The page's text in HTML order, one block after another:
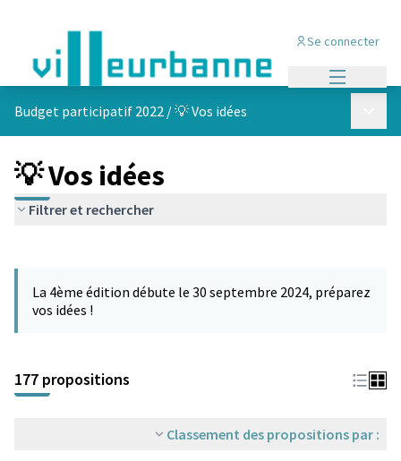
Se connecter
Budget participatif 2022 /💡 Vos idées
💡 Vos idées
Filtrer et rechercher
−
La 4ème édition débute le 30 septembre 2024, préparez
vos idées !
177 propositions
Classement des propositions par :